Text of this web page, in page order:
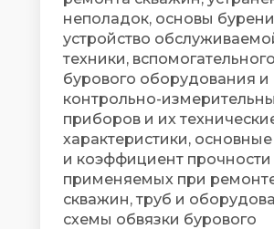
неполадок, основы
устройство
техники, вспомогательного
бурового оборудования и
контрольно-
приборов и их
характеристики,
и коэффициент прочности
применяемых при
скважин, труб и
схемы обвязки бурового